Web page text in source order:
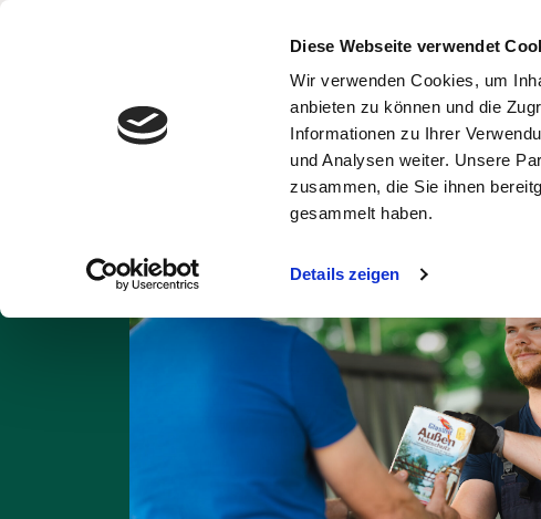
Diese Webseite verwendet
Wir verwenden Cookies, um
anbieten zu können und die
Informationen zu Ihrer
und Analysen weiter. Unsere
zusammen, die Sie ihnen
gesammelt haben.
Details zeigen
Abfälle und
Wertstoffe
Startseite Abfall ABC